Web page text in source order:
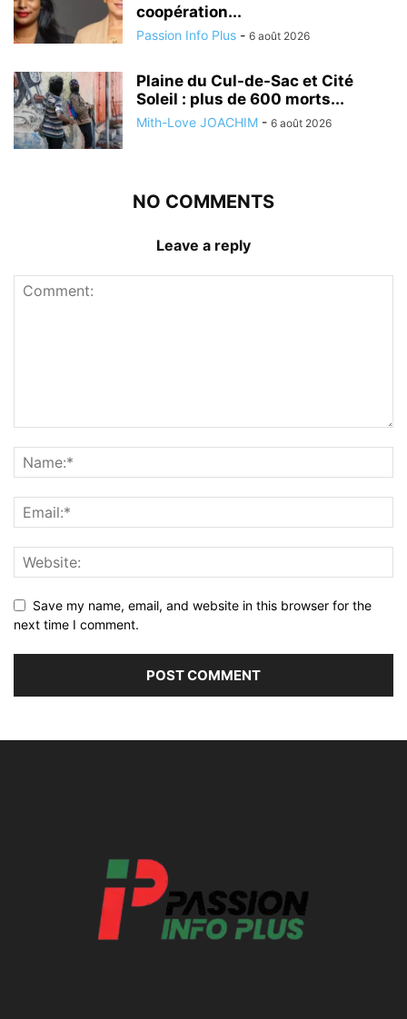
coopération...
Passion Info Plus - 6 août 2026
Plaine du Cul-de-Sac et Cité
Soleil : plus de 600 morts...
Mith-Love JOACHIM - 6 août 2026
NO COMMENTS
Leave a reply
Save my name, email, and website in this browser for the
next time I comment.